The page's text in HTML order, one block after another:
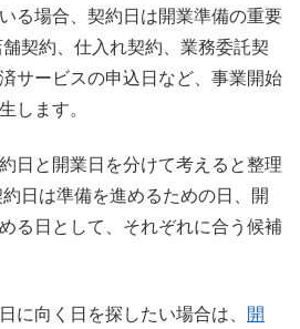
る場合、契約日は開業準備の重要
契約、仕入れ契約、業務委託契
サービスの申込日など、事業開始
します。
日と開業日を分けて考えると整理
日は準備を進めるための日、開
る日として、それぞれに合う候補
に向く日を探したい場合は、 開